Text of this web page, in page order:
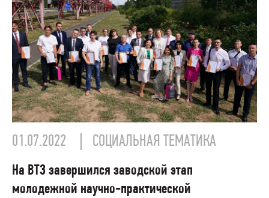
01.07.2022 СОЦИАЛЬНАЯ ТЕМАТИКА
На ВТЗ завершился заводской этап
молодежной научно-практической